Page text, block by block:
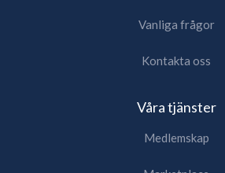
Vanliga frågor
Kontakta oss
Våra tjänster
Medlemskap